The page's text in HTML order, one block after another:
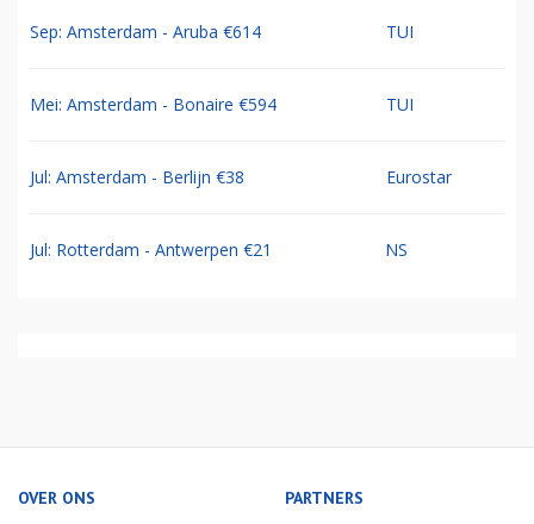
Sep: Amsterdam - Aruba €614 TUI
Mei: Amsterdam - Bonaire €594 TUI
Jul: Amsterdam - Berlijn €38 Eurostar
Jul: Rotterdam - Antwerpen €21 NS
OVER ONS PARTNERS